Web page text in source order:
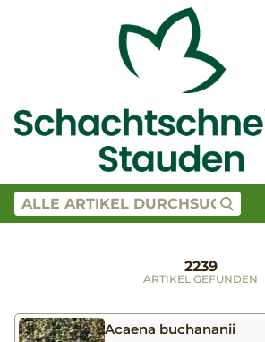
2239
ARTIKEL GEFUNDEN
Acaena buchananii